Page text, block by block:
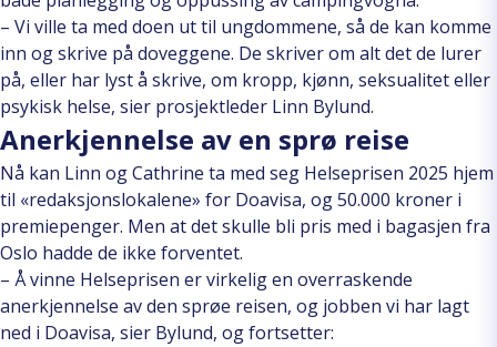
– Vi ville ta med doen ut til ungdommene, så de kan komme
inn og skrive på doveggene. De skriver om alt det de lurer
på, eller har lyst å skrive, om kropp, kjønn, seksualitet eller
psykisk helse, sier prosjektleder Linn Bylund.
Anerkjennelse av en sprø reise
Nå kan Linn og Cathrine ta med seg Helseprisen 2025 hjem
til «redaksjonslokalene» for Doavisa, og 50.000 kroner i
premiepenger. Men at det skulle bli pris med i bagasjen fra
Oslo hadde de ikke forventet.
– Å vinne Helseprisen er virkelig en overraskende
anerkjennelse av den sprøe reisen, og jobben vi har lagt
ned i Doavisa, sier Bylund, og fortsetter: